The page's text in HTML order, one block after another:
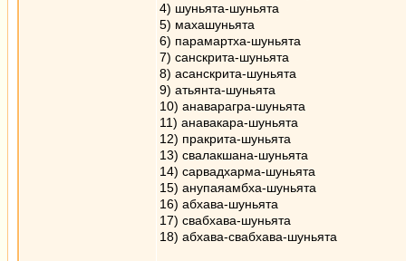
4) шуньята-шуньята
5) махашуньята
6) парамартха-шуньята
7) санскрита-шуньята
8) асанскрита-шуньята
9) атьянта-шуньята
10) анаварагра-шуньята
11) анавакара-шуньята
12) пракрита-шуньята
13) свалакшана-шуньята
14) сарвадхарма-шуньята
15) анупаяамбха-шуньята
16) абхава-шуньята
17) свабхава-шуньята
18) абхава-свабхава-шуньята